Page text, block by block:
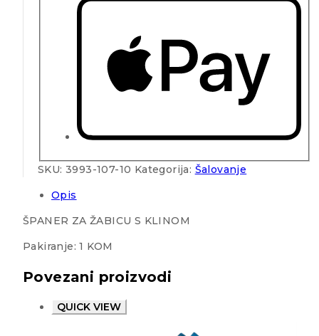
SKU: 3993-107-10 Kategorija: Šalovanje
Opis
ŠPANER ZA ŽABICU S KLINOM
Pakiranje: 1 KOM
Povezani proizvodi
QUICK VIEW